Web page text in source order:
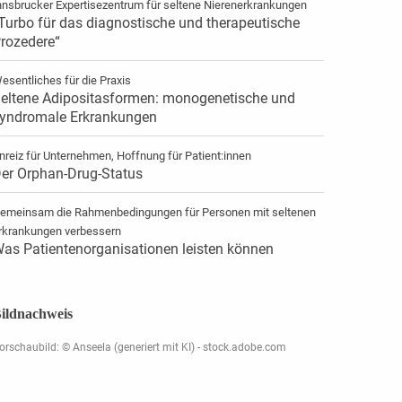
Expertisezentrum für seltene Nierenerkrankungen
für das diagnostische und therapeutische
für die Praxis
Adipositasformen: monogenetische und
Erkrankungen
für Unternehmen, Hoffnung für Patient:innen
Orphan-Drug-Status
die Rahmenbedingungen für Personen mit seltenen
verbessern
Patientenorganisationen leisten können
© Anseela (generiert mit KI) - stock.adobe.com